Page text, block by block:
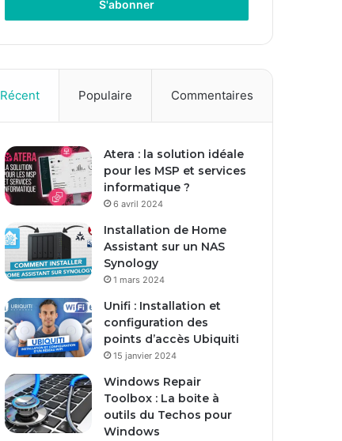
e
o
t
e
d
r
e
s
e
m
i
l
Récent Populaire Commentaires
Atera : la solution idéale
pour les MSP et services
informatique ?
6 avril 2024
Installation de Home
Assistant sur un NAS
Synology
1 mars 2024
Unifi : Installation et
configuration des
points d’accès Ubiquiti
15 janvier 2024
Windows Repair
Toolbox : La boite à
outils du Techos pour
Windows